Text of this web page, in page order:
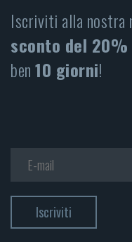
Iscriviti alla nostra
sconto del 20%
ben10 giorni!